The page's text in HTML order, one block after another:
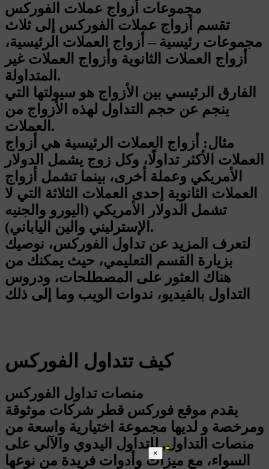
مجموعات أزواج عملات الفوركس
تقسم أزواج عملات الفوركس إلى ثلاث
مجموعات رئيسية – أزواج العملات الرئيسية،
أزواج العملات الثانوية وأزواج العملات غير
المتداولة.
الفارق الرئيسي بين الأزواج هو سيولتها التي
ينجم عن حجم التداول لهذه الأزواج من
العملات.
مثال: أزواج العملات الرئيسية هي أزواج
العملات الأكثر تداولًا، وكل زوج يشمل الدولار
الأمريكي وعملة أخرى، بينما تشمل أزواج
العملات الثانوية إحدى العملات الثلاثة التي لا
تشمل الدولار الأمريكي (اليورو والجنيه
الإسترليني والين الياباني).
لتعرف المزيد عن تداول الفوركس، نوصيك
بزيارة القسم التعليمي، حيث يمكنك من
هناك العثور على المصطلحات، ودروس
التداول بالفيديو، ندوات الويب وما إلى ذلك
كيف تتداول الفوركس
منصات تداول الفوركس
يقدم موقع فوركس قطر شركات موثوقة
ومرخصة و لديها مجموعة اختيارية واسعة من
منصات التداول, للتداول اليدوي والآلي على
السواء، مع ميزات وأدوات فريدة من نوعها
×